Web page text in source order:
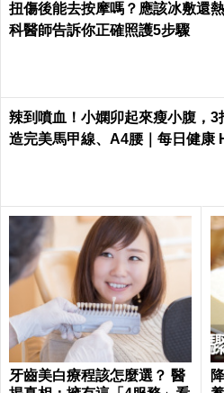
扭傷後能去按摩嗎？應該冰敷還
科醫師告訴你正確照護5步驟
辣到噴血！小嫻卯起來瘦小腹，3
造完美馬甲線、A4腰｜每日健康
牙齒美白療程該怎麼選？ 醫